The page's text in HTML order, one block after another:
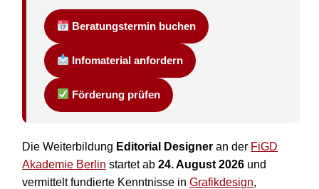
Beratungstermin buchen
Infomaterial anfordern
Förderung prüfen
Die Weiterbildung Editorial Designer an der FiGD
Akademie Berlin startet ab24. August 2026 und
vermittelt fundierte Kenntnisse inGrafikdesign,